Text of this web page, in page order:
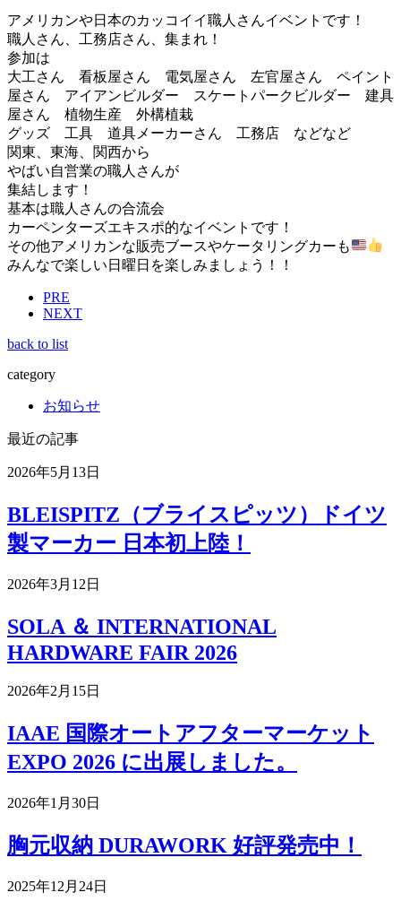
アメリカンや日本のカッコイイ職人さんイベントです！
職人さん、工務店さん、集まれ！
参加は
大工さん 看板屋さん 電気屋さん 左官屋さん ペイント
屋さん アイアンビルダー スケートパークビルダー 建具
屋さん 植物生産 外構植栽
グッズ 工具 道具メーカーさん 工務店 などなど
関東、東海、関西から
やばい自営業の職人さんが
集結します！
基本は職人さんの合流会
カーペンターズエキスポ的なイベントです！
その他アメリカンな販売ブースやケータリングカーも
みんなで楽しい日曜日を楽しみましょう！！
PRE
NEXT
back to list
category
お知らせ
最近の記事
2026年5月13日
BLEISPITZ（ブライスピッツ）ドイツ
製マーカー 日本初上陸！
2026年3月12日
SOLA ＆ INTERNATIONAL
HARDWARE FAIR 2026
2026年2月15日
IAAE 国際オートアフターマーケット
EXPO 2026 に出展しました。
2026年1月30日
胸元収納 DURAWORK 好評発売中！
2025年12月24日